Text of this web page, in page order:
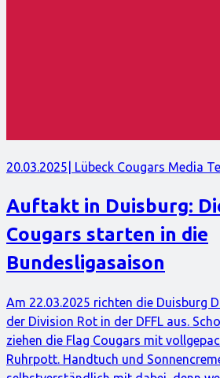
20.03.2025 | Lübeck Cougars Media
Auftakt in Duisburg:
Cougars starten in die
Bundesligasaison
Am 22.03.2025 richten die Duisburg
der Division Rot in der DFFL aus.
ziehen die Flag Cougars mit
Ruhrpott. Handtuch und